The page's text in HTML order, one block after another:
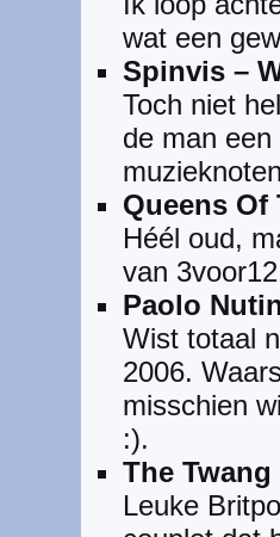
wat een
Spinvis –
Toch niet
de man
Queens Of
Héél oud,
van
Paolo
Wist totaal
2006.
misschien
:).
The
Leuke